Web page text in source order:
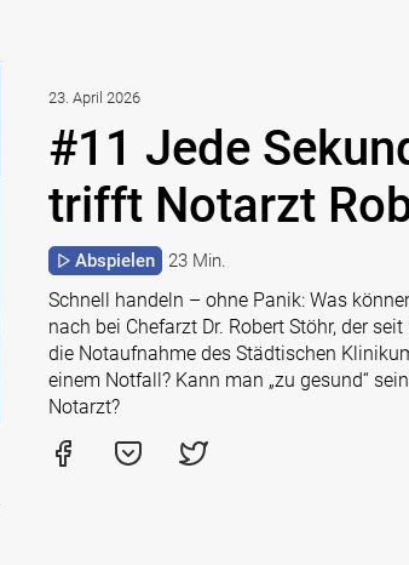
23. April 2026
#11 Jede
trifft Notarzt
Abspielen 23 Min.
Schnell handeln – ohne Panik: Was
nach bei Chefarzt Dr. Robert Stöhr, der
die Notaufnahme des Städtischen
einem Notfall? Kann man „zu gesund“
Notarzt?